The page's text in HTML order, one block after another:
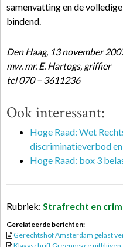
samenvatting en de
bindend.
Den Haag, 13 november
mw. mr. E. Hartogs, griffier
tel 070 – 3611236
Ook interessant:
Hoge Raad: Wet
discriminatieverbod
Hoge Raad: box 3
Rubriek: Strafrecht en
Gerelateerde berichten:
Gerechtshof Amsterdam gelast